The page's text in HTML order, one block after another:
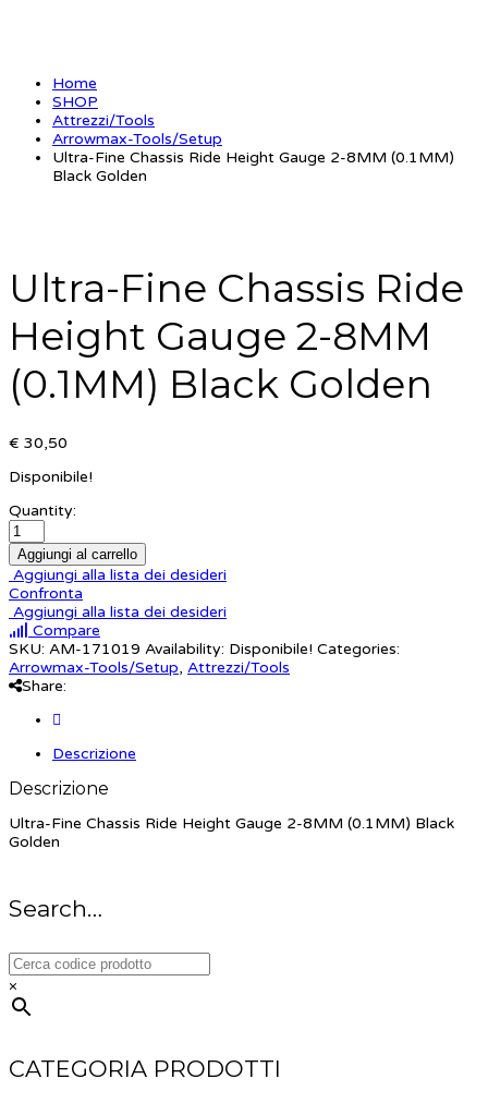
Golden
Home
SHOP
Attrezzi/Tools
Arrowmax-Tools/Setup
Ultra-Fine Chassis Ride Height Gauge 2-8MM (0.1MM)
Black Golden
Ultra-Fine Chassis Ride
Height Gauge 2-8MM
(0.1MM) Black Golden
€ 30,50
Disponibile!
Quantity:
Aggiungi al carrello
Aggiungi alla lista dei desideri
Confronta
Aggiungi alla lista dei desideri
Compare
SKU: AM-171019 Availability: Disponibile! Categories:
Arrowmax-Tools/Setup, Attrezzi/Tools
Share:
Descrizione
Descrizione
Ultra-Fine Chassis Ride Height Gauge 2-8MM (0.1MM) Black
Golden
Search…
×
CATEGORIA PRODOTTI